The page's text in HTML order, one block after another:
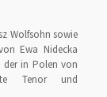
Wolfsohn sowie
Ewa Nidecka
der in Polen von
Tenor und